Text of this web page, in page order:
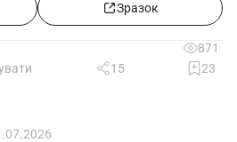
Зразок
871
15 23